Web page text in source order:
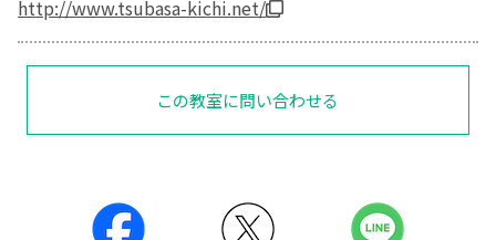
http://www.tsubasa-kichi.net/
この教室に問い合わせる